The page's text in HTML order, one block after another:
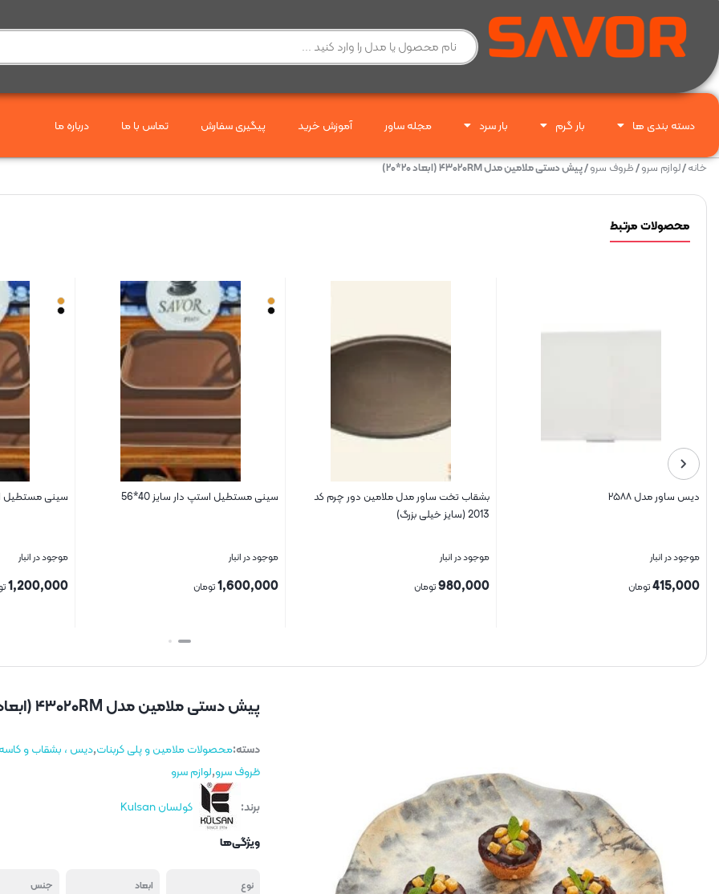
دسته بندی ها بار گرم بار سرد مجله ساور آموزش خرید پیگیری سفارش تماس با ما درباره ما
خانه/لوازم سرو/ظروف سرو/ پیش دستی ملامین مدل ۴۳۰۲۰RM (ابعاد ۲۰*۲۰)
محصولات مرتبط
دیس ساور مدل ۲۵۸۸
موجود در انبار
415,000تومان
بشقاب تخت ساور مدل ملامین دور چرم کد
2013 (سایز خیلی بزرگ)
موجود در انبار
980,000تومان
سینی مستطیل استپ دار سایز 40*56
موجود در انبار
1,600,000تومان
سینی مستطیل
موجود در انبار
1,200,000
پیش دستی ملامین مدل ۴۳۰۲۰RM (ابعاد ۲۰*۲۰)
دسته:محصولات ملامین و پلی کربنات,دیس ، بشقاب و کاسه
ظروف سرو,لوازم سرو
برند:
کولسان Kulsan
ویژگی‌ها
نوع ابعاد جنس